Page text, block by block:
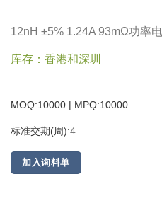
12nH ±5% 1.24A 93mΩ功率
库存：香港和深圳
MOQ:10000 | MPQ:10000
标准交期(周):4
加入询料单